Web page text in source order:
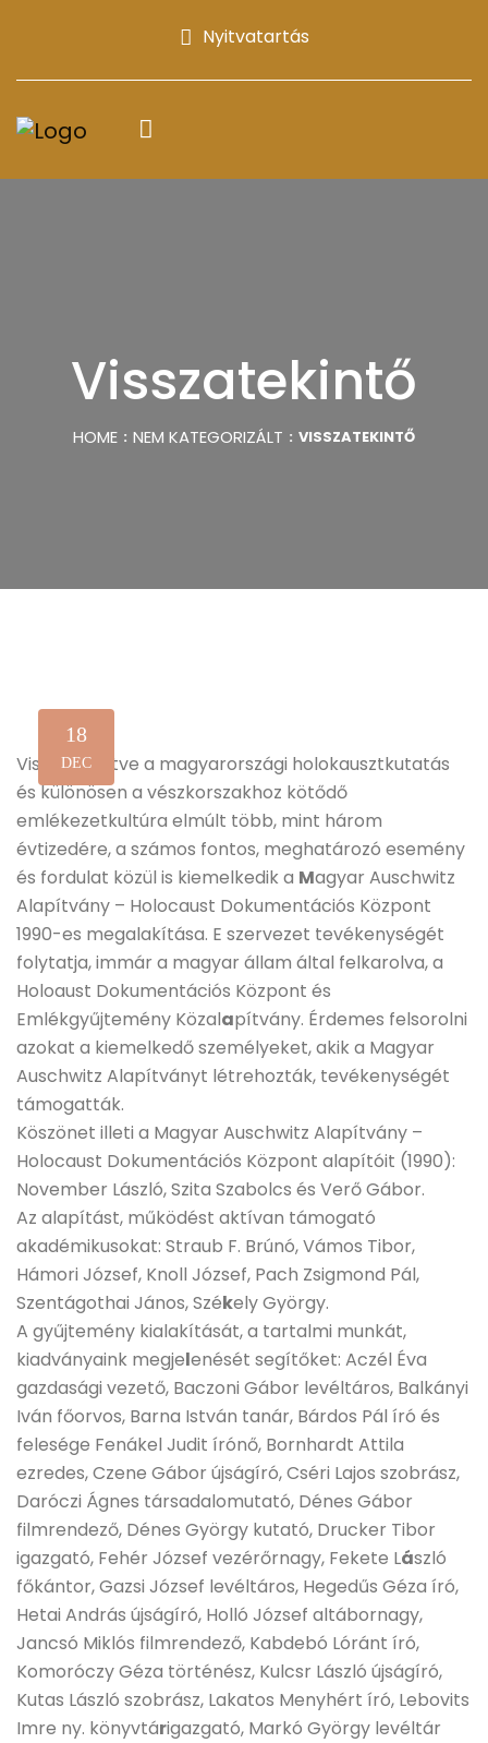
Nyitvatartás
Visszatekintő
HOME NEM KATEGORIZÁLT VISSZATEKINTŐ
18
DEC
Visszatekintve a magyarországi holokausztkutatás
és különösen a vészkorszakhoz kötődő
emlékezetkultúra elmúlt több, mint három
évtizedére, a számos fontos, meghatározó esemény
és fordulat közül is kiemelkedik a Magyar Auschwitz
Alapítvány – Holocaust Dokumentációs Központ
1990-es megalakítása. E szervezet tevékenységét
folytatja, immár a magyar állam által felkarolva, a
Holoaust Dokumentációs Központ és
Emlékgyűjtemény Közalapítvány. Érdemes felsorolni
azokat a kiemelkedő személyeket, akik a Magyar
Auschwitz Alapítványt létrehozták, tevékenységét
támogatták.
Köszönet illeti a Magyar Auschwitz Alapítvány –
Holocaust Dokumentációs Központ alapítóit (1990):
November László, Szita Szabolcs és Verő Gábor.
Az alapítást, működést aktívan támogató
akadémikusokat: Straub F. Brúnó, Vámos Tibor,
Hámori József, Knoll József, Pach Zsigmond Pál,
Szentágothai János, Székely György.
A gyűjtemény kialakítását, a tartalmi munkát,
kiadványaink megjelenését segítőket: Aczél Éva
gazdasági vezető, Baczoni Gábor levéltáros, Balkányi
Iván főorvos, Barna István tanár, Bárdos Pál író és
felesége Fenákel Judit írónő, Bornhardt Attila
ezredes, Czene Gábor újságíró, Cséri Lajos szobrász,
Daróczi Ágnes társadalomutató, Dénes Gábor
filmrendező, Dénes György kutató, Drucker Tibor
igazgató, Fehér József vezérőrnagy, Fekete László
főkántor, Gazsi József levéltáros, Hegedűs Géza író,
Hetai András újságíró, Holló József altábornagy,
Jancsó Miklós filmrendező, Kabdebó Lóránt író,
Komoróczy Géza történész, Kulcsr László újságíró,
Kutas László szobrász, Lakatos Menyhért író, Lebovits
Imre ny. könyvtárigazgató, Markó György levéltár